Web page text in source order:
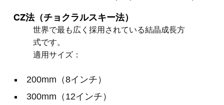
CZ法（チョクラルスキー法）
世界で最も広く採用されている結晶成長方
式です。
適用サイズ：
200mm（8インチ）
300mm（12インチ）